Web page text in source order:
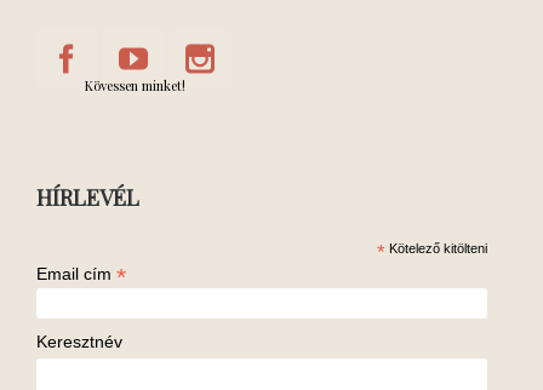
Kövessen minket!
HÍRLEVÉL
* Kötelező kitölteni
Email cím *
Keresztnév